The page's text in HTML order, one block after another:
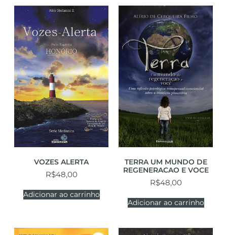
VOZES ALERTA
R$48,00
Adicionar ao carrinho
TERRA UM MUNDO DE
REGENERACAO E VOCE
R$48,00
Adicionar ao carrinho